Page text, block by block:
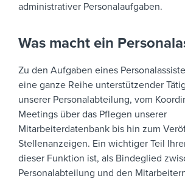
administrativer Personalaufgaben.
Was macht ein
Zu den Aufgaben eines
eine ganze Reihe unterstützender
unserer Personalabteilung, vom
Meetings über das Pflegen unserer
Mitarbeiterdatenbank bis hin zum
Stellenanzeigen. Ein wichtiger Teil
dieser Funktion ist, als Bindeglied
Personalabteilung und den